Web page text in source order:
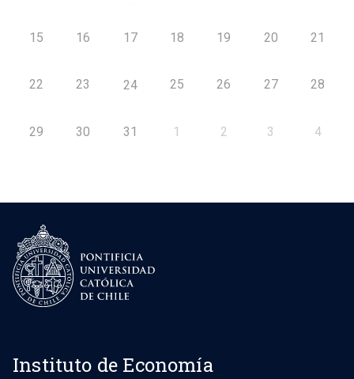
15 16 17 18 19 20 21
22 23 24 25 26 27 28
29 30 31 1 2 3 4
Instituto de Economía